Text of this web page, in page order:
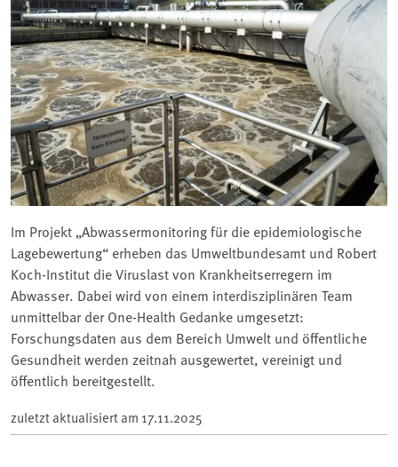
Im Projekt „Abwassermonitoring für die epidemiologische
Lagebewertung“ erheben das Umweltbundesamt und Robert
Koch-Institut die Viruslast von Krankheitserregern im
Abwasser. Dabei wird von einem interdisziplinären Team
unmittelbar der One-Health Gedanke umgesetzt:
Forschungsdaten aus dem Bereich Umwelt und öffentliche
Gesundheit werden zeitnah ausgewertet, vereinigt und
öffentlich bereitgestellt.
zuletzt aktualisiert am 17.11.2025